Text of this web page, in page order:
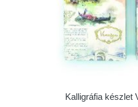
Kalligráfia készlet